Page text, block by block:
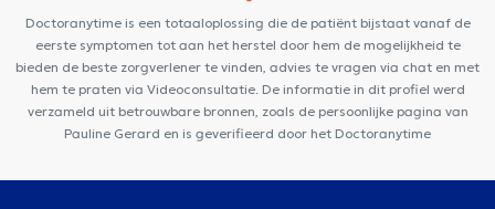
Doctoranytime is een totaaloplossing die de patiënt bijstaat vanaf de
eerste symptomen tot aan het herstel door hem de mogelijkheid te
bieden de beste zorgverlener te vinden, advies te vragen via chat en met
hem te praten via Videoconsultatie. De informatie in dit profiel werd
verzameld uit betrouwbare bronnen, zoals de persoonlijke pagina van
Pauline Gerard en is geverifieerd door het Doctoranytime